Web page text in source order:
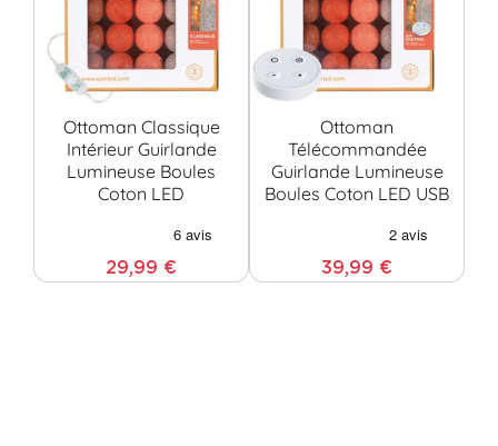
Ottoman Classique
Intérieur Guirlande
Lumineuse Boules
Coton LED
29,99 €
Ottoman
Télécommandée
Guirlande Lumineuse
Boules Coton LED USB
39,99 €